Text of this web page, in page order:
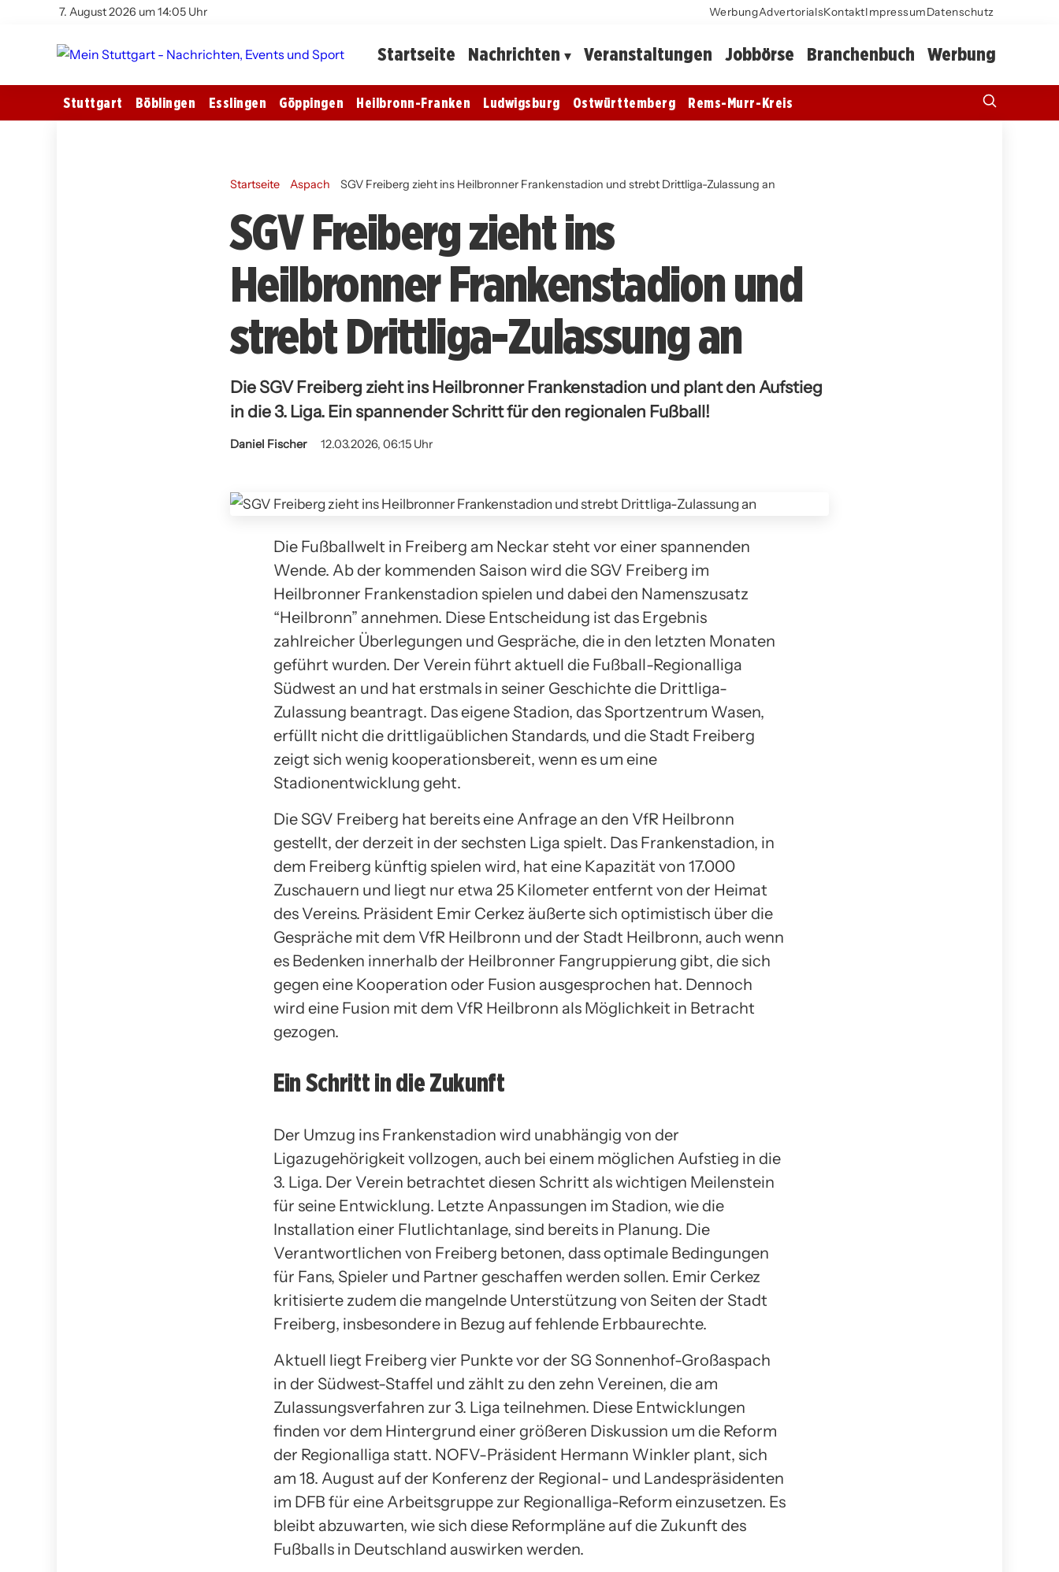
7. August 2026 um 14:05 Uhr WerbungAdvertorialsKontaktImpressumDatenschutz
Startseite Nachrichten Veranstaltungen Jobbörse Branchenbuch Werbung
Stuttgart Böblingen Esslingen Göppingen Heilbronn-Franken Ludwigsburg Ostwürttemberg Rems-Murr-Kreis
Startseite Aspach SGV Freiberg zieht ins Heilbronner Frankenstadion und strebt Drittliga-Zulassung an
SGV Freiberg zieht ins
Heilbronner Frankenstadion und
strebt Drittliga-Zulassung an
Die SGV Freiberg zieht ins Heilbronner Frankenstadion und plant den Aufstieg
in die 3. Liga. Ein spannender Schritt für den regionalen Fußball!
Daniel Fischer 12.03.2026, 06:15 Uhr
Die Fußballwelt in Freiberg am Neckar steht vor einer spannenden
Wende. Ab der kommenden Saison wird die SGV Freiberg im
Heilbronner Frankenstadion spielen und dabei den Namenszusatz
“Heilbronn” annehmen. Diese Entscheidung ist das Ergebnis
zahlreicher Überlegungen und Gespräche, die in den letzten Monaten
geführt wurden. Der Verein führt aktuell die Fußball-Regionalliga
Südwest an und hat erstmals in seiner Geschichte die Drittliga-
Zulassung beantragt. Das eigene Stadion, das Sportzentrum Wasen,
erfüllt nicht die drittligaüblichen Standards, und die Stadt Freiberg
zeigt sich wenig kooperationsbereit, wenn es um eine
Stadionentwicklung geht.
Die SGV Freiberg hat bereits eine Anfrage an den VfR Heilbronn
gestellt, der derzeit in der sechsten Liga spielt. Das Frankenstadion, in
dem Freiberg künftig spielen wird, hat eine Kapazität von 17.000
Zuschauern und liegt nur etwa 25 Kilometer entfernt von der Heimat
des Vereins. Präsident Emir Cerkez äußerte sich optimistisch über die
Gespräche mit dem VfR Heilbronn und der Stadt Heilbronn, auch wenn
es Bedenken innerhalb der Heilbronner Fangruppierung gibt, die sich
gegen eine Kooperation oder Fusion ausgesprochen hat. Dennoch
wird eine Fusion mit dem VfR Heilbronn als Möglichkeit in Betracht
gezogen.
Ein Schritt in die Zukunft
Der Umzug ins Frankenstadion wird unabhängig von der
Ligazugehörigkeit vollzogen, auch bei einem möglichen Aufstieg in die
3. Liga. Der Verein betrachtet diesen Schritt als wichtigen Meilenstein
für seine Entwicklung. Letzte Anpassungen im Stadion, wie die
Installation einer Flutlichtanlage, sind bereits in Planung. Die
Verantwortlichen von Freiberg betonen, dass optimale Bedingungen
für Fans, Spieler und Partner geschaffen werden sollen. Emir Cerkez
kritisierte zudem die mangelnde Unterstützung von Seiten der Stadt
Freiberg, insbesondere in Bezug auf fehlende Erbbaurechte.
Aktuell liegt Freiberg vier Punkte vor der SG Sonnenhof-Großaspach
in der Südwest-Staffel und zählt zu den zehn Vereinen, die am
Zulassungsverfahren zur 3. Liga teilnehmen. Diese Entwicklungen
finden vor dem Hintergrund einer größeren Diskussion um die Reform
der Regionalliga statt. NOFV-Präsident Hermann Winkler plant, sich
am 18. August auf der Konferenz der Regional- und Landespräsidenten
im DFB für eine Arbeitsgruppe zur Regionalliga-Reform einzusetzen. Es
bleibt abzuwarten, wie sich diese Reformpläne auf die Zukunft des
Fußballs in Deutschland auswirken werden.